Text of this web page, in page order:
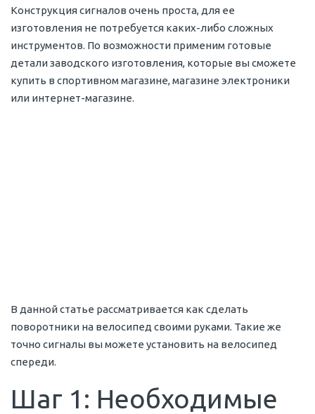
Конструкция сигналов очень проста, для ее
изготовления не потребуется каких-либо сложных
инструментов. По возможности применим готовые
детали заводского изготовления, которые вы сможете
купить в спортивном магазине, магазине электроники
или интернет-магазине.
В данной статье рассматривается как сделать
поворотники на велосипед своими руками. Такие же
точно сигналы вы можете установить на велосипед
спереди.
Шаг 1: Необходимые